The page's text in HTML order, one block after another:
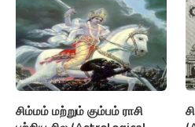
சிம்மம் மற்றும் கும்பம் ராசி